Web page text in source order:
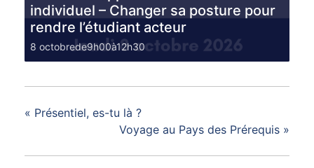
individuel – Changer sa posture pour
rendre l’étudiant acteur
8 octobrede9h00à12h30
« Présentiel, es-tu là ?
Voyage au Pays des Prérequis »